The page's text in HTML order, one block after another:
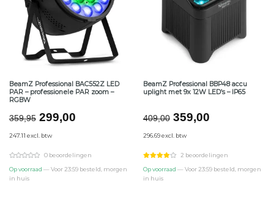
BeamZ Professional BAC552Z LED
PAR – professionele PAR zoom –
RGBW
359,95 Oorspronkelijke
was:
€359,95.
299,00Huidige
€299,00.
247.11 excl. btw
0 beoordelingen
Op voorraad — Voor 23:59 besteld, morgen
in huis
BeamZ Professional BBP48 accu
uplight met 9x 12W LED’s – IP65
409,00 Oorspronkelijke
was:
€409,00.
359,00Huidige
€359,00.
296.69 excl. btw
2 beoordelingen
Op voorraad — Voor 23:59 besteld, morgen
in huis